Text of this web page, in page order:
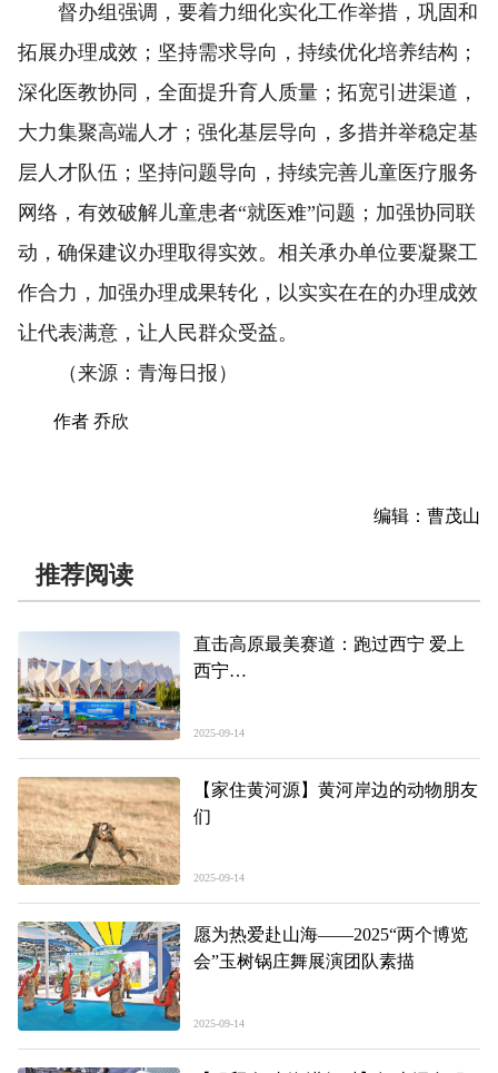
督办组强调，要着力细化实化工作举措，巩固和
拓展办理成效；坚持需求导向，持续优化培养结构；
深化医教协同，全面提升育人质量；拓宽引进渠道，
大力集聚高端人才；强化基层导向，多措并举稳定基
层人才队伍；坚持问题导向，持续完善儿童医疗服务
网络，有效破解儿童患者“就医难”问题；加强协同联
动，确保建议办理取得实效。相关承办单位要凝聚工
作合力，加强办理成果转化，以实实在在的办理成效
让代表满意，让人民群众受益。
（来源：青海日报）
作者 乔欣
编辑：曹茂山
推荐阅读
直击高原最美赛道：跑过西宁 爱上
西宁
2025-09-14
【家住黄河源】黄河岸边的动物朋友
们
2025-09-14
愿为热爱赴山海——2025“两个博览
会”玉树锅庄舞展演团队素描
2025-09-14